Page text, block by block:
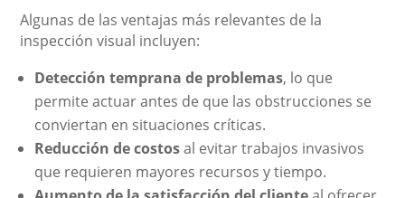
Algunas de las ventajas más relevantes de la
inspección visual incluyen:
Detección temprana de problemas, lo que
permite actuar antes de que las obstrucciones se
conviertan en situaciones críticas.
Reducción de costosal evitar trabajos invasivos
que requieren mayores recursos y tiempo.